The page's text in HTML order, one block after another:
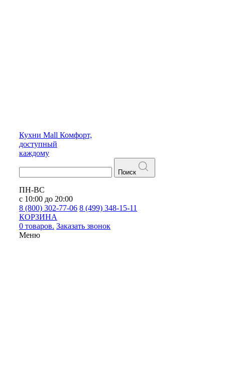
Кухни Mall Комфорт,
доступный
каждому
Поиск
ПН-ВС
с 10:00 до 20:00
8 (800) 302-77-06 8 (499) 348-15-11
КОРЗИНА
0 товаров. Заказать звонок
Меню